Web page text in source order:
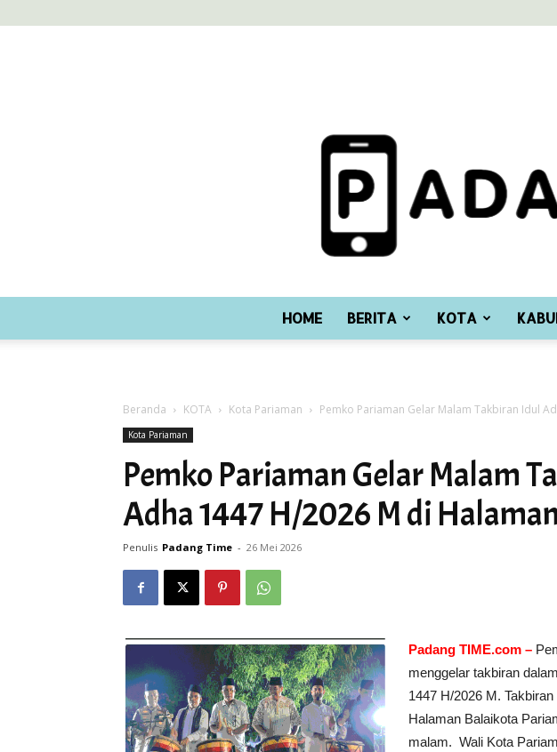
HOME BERITA KOTA
Beranda KOTA Kota Pariaman Pemko Pariaman Gelar Malam Takbiran Idul
Kota Pariaman
Pemko Pariaman Gelar Malam
Adha 1447 H/2026 M di
Penulis Padang Time - 26 Mei 2026
Padang TIME.com –
menggelar takbiran
1447 H/2026 M.
Halaman Balaikota
malam. Wali Kota